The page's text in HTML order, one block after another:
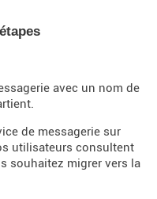
avec un nom de
de messagerie sur
utilisateurs consultent
souhaitez migrer vers la